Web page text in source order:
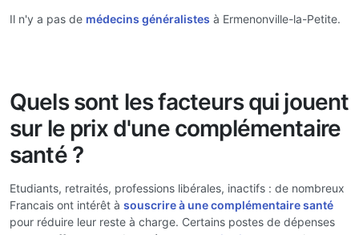
Il n'y a pas de médecins généralistes à Ermenonville-la-Petite.
Quels sont les facteurs qui jouent
sur le prix d'une complémentaire
santé ?
Etudiants, retraités, professions libérales, inactifs : de nombreux
Francais ont intérêt à souscrire à une complémentaire santé
pour réduire leur reste à charge. Certains postes de dépenses